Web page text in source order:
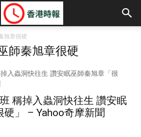
旭章很硬
師秦旭章很硬
稱掉入蟲洞快往生 讚安眠
」 – Yahoo奇摩新聞